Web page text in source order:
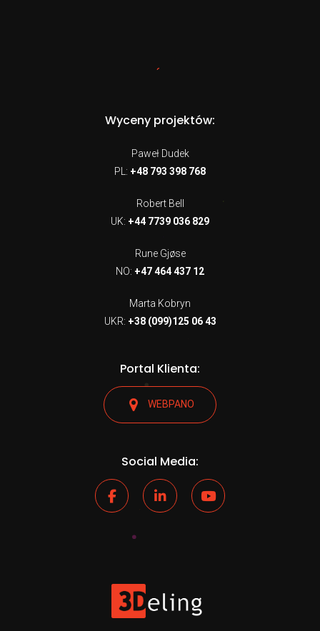
Wyceny projektów:
Paweł Dudek
PL: +48 793 398 768
Robert Bell
UK: +44 7739 036 829
Rune Gjøse
NO: +47 464 437 12
Marta Kobryn
UKR: +38 (099)125 06 43
Portal Klienta:
WEBPANO
Social Media: